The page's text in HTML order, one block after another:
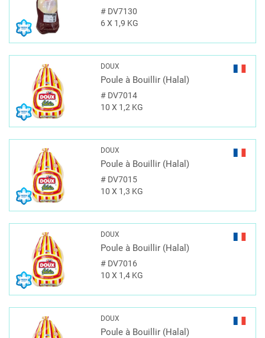
#DV7130
6 X 1,9 KG
DOUX
Poule à Bouillir (Halal)
#DV7014
10 X 1,2 KG
DOUX
Poule à Bouillir (Halal)
#DV7015
10 X 1,3 KG
DOUX
Poule à Bouillir (Halal)
#DV7016
10 X 1,4 KG
DOUX
Poule à Bouillir (Halal)